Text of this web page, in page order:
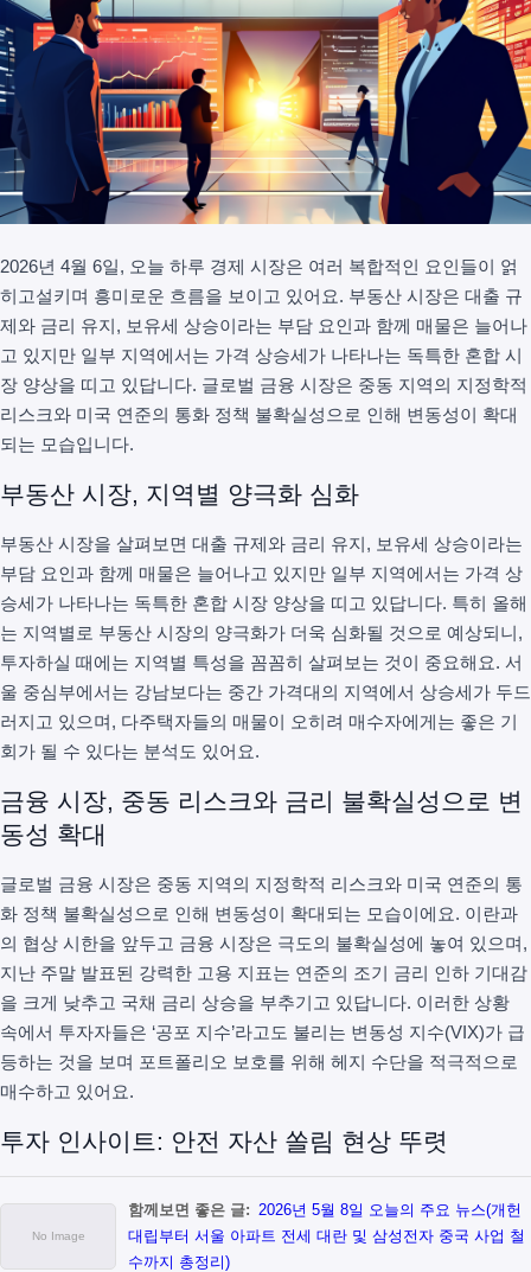
2026년 4월 6일, 오늘 하루 경제 시장은 여러 복합적인 요인들이 얽
히고설키며 흥미로운 흐름을 보이고 있어요. 부동산 시장은 대출 규
제와 금리 유지, 보유세 상승이라는 부담 요인과 함께 매물은 늘어나
고 있지만 일부 지역에서는 가격 상승세가 나타나는 독특한 혼합 시
장 양상을 띠고 있답니다. 글로벌 금융 시장은 중동 지역의 지정학적
리스크와 미국 연준의 통화 정책 불확실성으로 인해 변동성이 확대
되는 모습입니다.
부동산 시장, 지역별 양극화 심화
부동산 시장을 살펴보면 대출 규제와 금리 유지, 보유세 상승이라는
부담 요인과 함께 매물은 늘어나고 있지만 일부 지역에서는 가격 상
승세가 나타나는 독특한 혼합 시장 양상을 띠고 있답니다. 특히 올해
는 지역별로 부동산 시장의 양극화가 더욱 심화될 것으로 예상되니,
투자하실 때에는 지역별 특성을 꼼꼼히 살펴보는 것이 중요해요. 서
울 중심부에서는 강남보다는 중간 가격대의 지역에서 상승세가 두드
러지고 있으며, 다주택자들의 매물이 오히려 매수자에게는 좋은 기
회가 될 수 있다는 분석도 있어요.
금융 시장, 중동 리스크와 금리 불확실성으로 변
동성 확대
글로벌 금융 시장은 중동 지역의 지정학적 리스크와 미국 연준의 통
화 정책 불확실성으로 인해 변동성이 확대되는 모습이에요. 이란과
의 협상 시한을 앞두고 금융 시장은 극도의 불확실성에 놓여 있으며,
지난 주말 발표된 강력한 고용 지표는 연준의 조기 금리 인하 기대감
을 크게 낮추고 국채 금리 상승을 부추기고 있답니다. 이러한 상황
속에서 투자자들은 ‘공포 지수’라고도 불리는 변동성 지수(VIX)가 급
등하는 것을 보며 포트폴리오 보호를 위해 헤지 수단을 적극적으로
매수하고 있어요.
투자 인사이트: 안전 자산 쏠림 현상 뚜렷
함께보면 좋은 글: 2026년 5월 8일 오늘의 주요 뉴스(개헌
대립부터 서울 아파트 전세 대란 및 삼성전자 중국 사업 철
수까지 총정리)